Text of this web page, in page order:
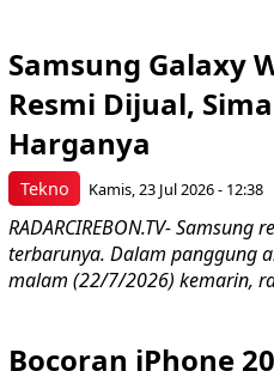
Tekno
Samsung Galaxy
Resmi Dijual,
Harganya
Kamis, 23 Jul 2026 - 12:38
RADARCIREBON.TV-
terbarunya. Dalam panggung
malam (22/7/2026) kemarin,
Bocoran iPhone